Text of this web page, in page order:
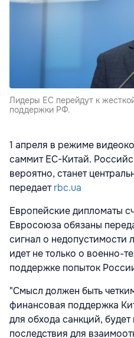
Лидеры ЕС перейдут к
поддержки РФ.
1 апреля в режиме
саммит ЕС-Китай.
вероятно, станет
передаетrbc.ua
Европейские дипломаты
Евросоюза обязаны
сигнал о
идет не только о военно-
поддержке попыток
"Смысл должен быть
финансовая поддержка
для обхода санкций,
последствия для